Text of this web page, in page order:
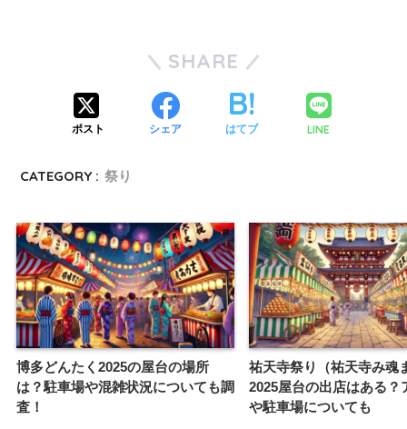
SHARE
ポスト シェア はてブ LINE
CATEGORY : 祭り
博多どんたく2025の屋台の場所
は？駐車場や混雑状況についても調
査！
祐天寺祭り（祐天寺み魂
2025屋台の出店はある？
や駐車場についても